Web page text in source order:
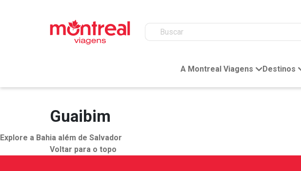
A Montreal Viagens Destinos
Guaibim
Explore a Bahia além de Salvador
Voltar para o topo